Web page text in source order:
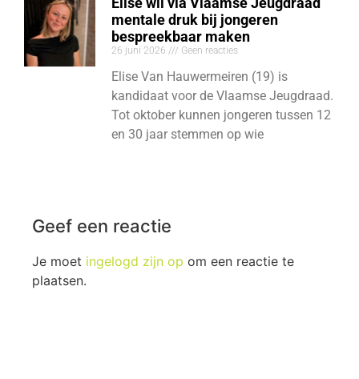
mentale druk bij jongeren
bespreekbaar maken
26 juni 2026 Geen reacties
Elise Van Hauwermeiren (19) is
kandidaat voor de Vlaamse Jeugdraad.
Tot oktober kunnen jongeren tussen 12
en 30 jaar stemmen op wie
Geef een reactie
Je moet ingelogd zijn op om een reactie te
plaatsen.